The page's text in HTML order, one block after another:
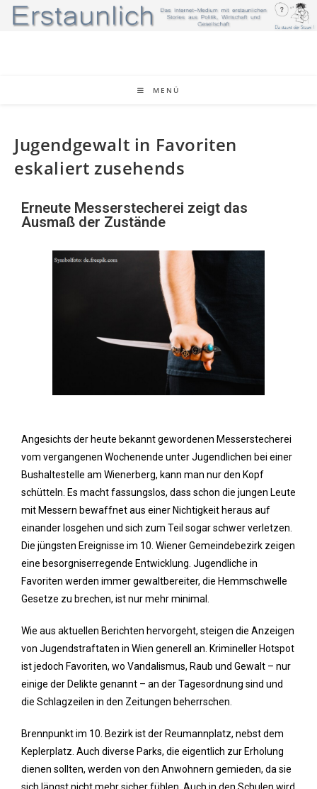
MENÜ
Jugendgewalt in Favoriten
eskaliert zusehends
Erneute Messerstecherei zeigt das
Ausmaß der Zustände
Angesichts der heute bekannt gewordenen Messerstecherei
vom vergangenen Wochenende unter Jugendlichen bei einer
Bushaltestelle am Wienerberg, kann man nur den Kopf
schütteln. Es macht fassungslos, dass schon die jungen Leute
mit Messern bewaffnet aus einer Nichtigkeit heraus auf
einander losgehen und sich zum Teil sogar schwer verletzen.
Die jüngsten Ereignisse im 10. Wiener Gemeindebezirk zeigen
eine besorgniserregende Entwicklung. Jugendliche in
Favoriten werden immer gewaltbereiter, die Hemmschwelle
Gesetze zu brechen, ist nur mehr minimal.
Wie aus aktuellen Berichten hervorgeht, steigen die Anzeigen
von Jugendstraftaten in Wien generell an. Krimineller Hotspot
ist jedoch Favoriten, wo Vandalismus, Raub und Gewalt – nur
einige der Delikte genannt – an der Tagesordnung sind und
die Schlagzeilen in den Zeitungen beherrschen.
Brennpunkt im 10. Bezirk ist der Reumannplatz, nebst dem
Keplerplatz. Auch diverse Parks, die eigentlich zur Erholung
dienen sollten, werden von den Anwohnern gemieden, da sie